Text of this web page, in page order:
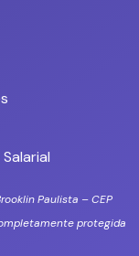
Paulista – CEP
protegida